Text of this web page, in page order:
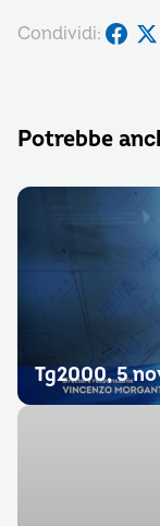
Condividi:
Potrebbe
Tg2000, 5